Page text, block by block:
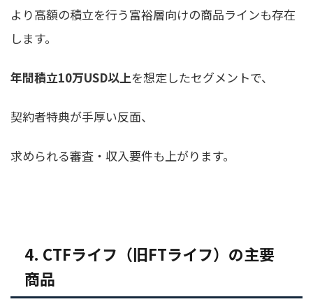
より高額の積立を行う富裕層向けの商品ラインも存在
します。
年間積立10万USD以上を想定したセグメントで、
契約者特典が手厚い反面、
求められる審査・収入要件も上がります。
4. CTFライフ（旧FTライフ）の主要
商品